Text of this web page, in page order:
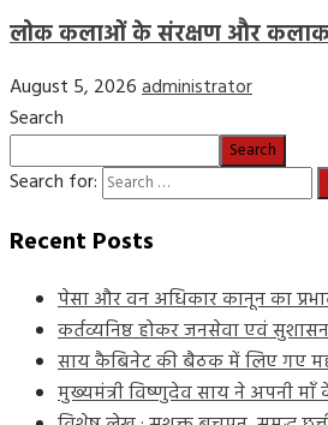
लोक कलाओं के संरक्षण और
August 5, 2026administrator
Search
Search
Search for:
Recent Posts
पेसा और वन अधिकार कानून का
कर्तव्यनिष्ठ होकर जनसेवा एवं
साय कैबिनेट की बैठक में लिए गए
मुख्यमंत्री विष्णुदेव साय ने अपनी